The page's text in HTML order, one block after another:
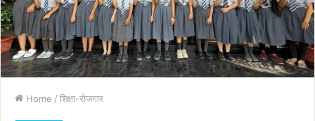
Home / शिक्षा-रोजगार